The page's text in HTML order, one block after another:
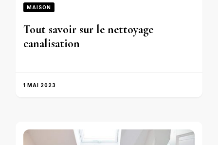
MAISON
Tout savoir sur le nettoyage
canalisation
1 MAI 2023